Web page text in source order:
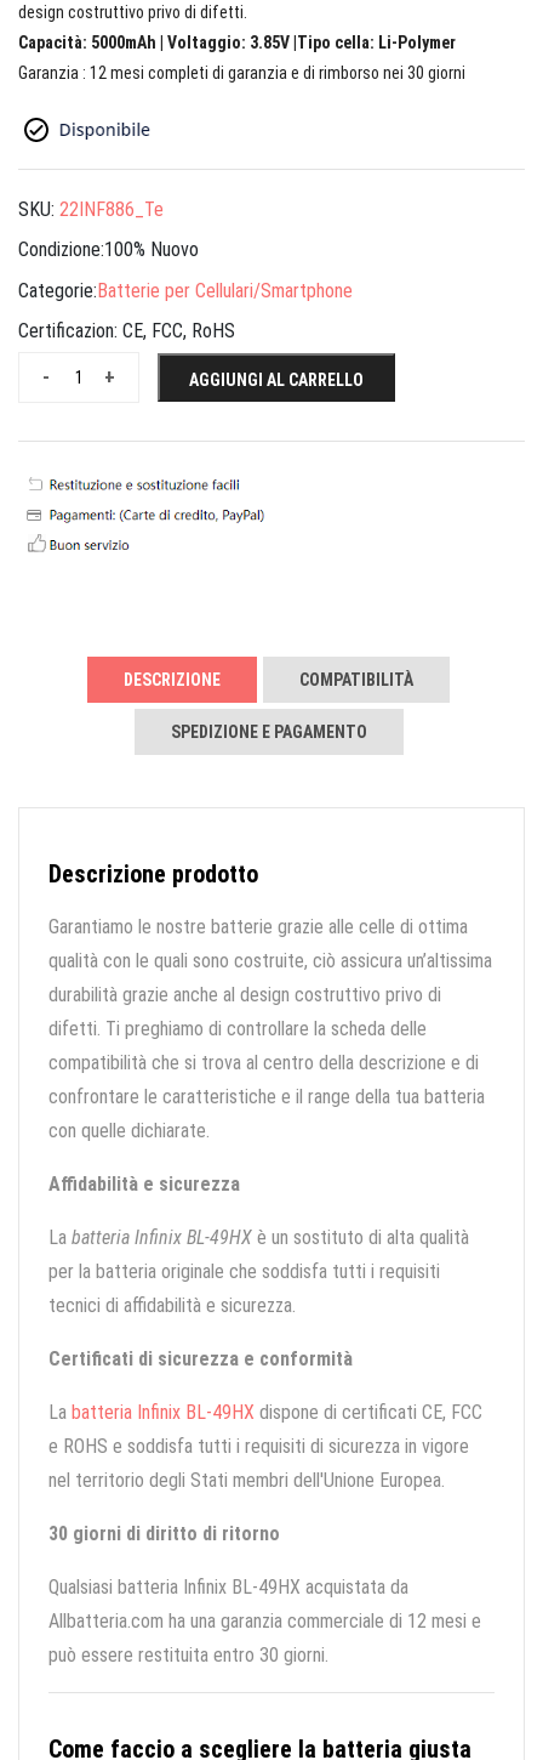
design costruttivo privo di difetti.
Capacità: 5000mAh | Voltaggio: 3.85V |Tipo cella: Li-Polymer
Garanzia : 12 mesi completi di garanzia e di rimborso nei 30 giorni
SKU: 22INF886_Te
Condizione:100% Nuovo
Categorie:Batterie per Cellulari/Smartphone
Certificazion: CE, FCC, RoHS
+
- AGGIUNGI AL CARRELLO
DESCRIZIONE COMPATIBILITÀ
SPEDIZIONE E PAGAMENTO
Descrizione prodotto
Garantiamo le nostre batterie grazie alle celle di ottima
qualità con le quali sono costruite, ciò assicura un’altissima
durabilità grazie anche al design costruttivo privo di
difetti. Ti preghiamo di controllare la scheda delle
compatibilità che si trova al centro della descrizione e di
confrontare le caratteristiche e il range della tua batteria
con quelle dichiarate.
Affidabilità e sicurezza
La batteria Infinix BL-49HX è un sostituto di alta qualità
per la batteria originale che soddisfa tutti i requisiti
tecnici di affidabilità e sicurezza.
Certificati di sicurezza e conformità
La batteria Infinix BL-49HX dispone di certificati CE, FCC
e ROHS e soddisfa tutti i requisiti di sicurezza in vigore
nel territorio degli Stati membri dell'Unione Europea.
30 giorni di diritto di ritorno
Qualsiasi batteria Infinix BL-49HX acquistata da
Allbatteria.com ha una garanzia commerciale di 12 mesi e
può essere restituita entro 30 giorni.
Come faccio a scegliere la batteria giusta